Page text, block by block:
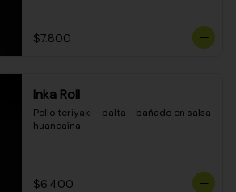
$7.800
Inka Roll
Pollo teriyaki - palta - bañado en salsa
huancaína
$6.400